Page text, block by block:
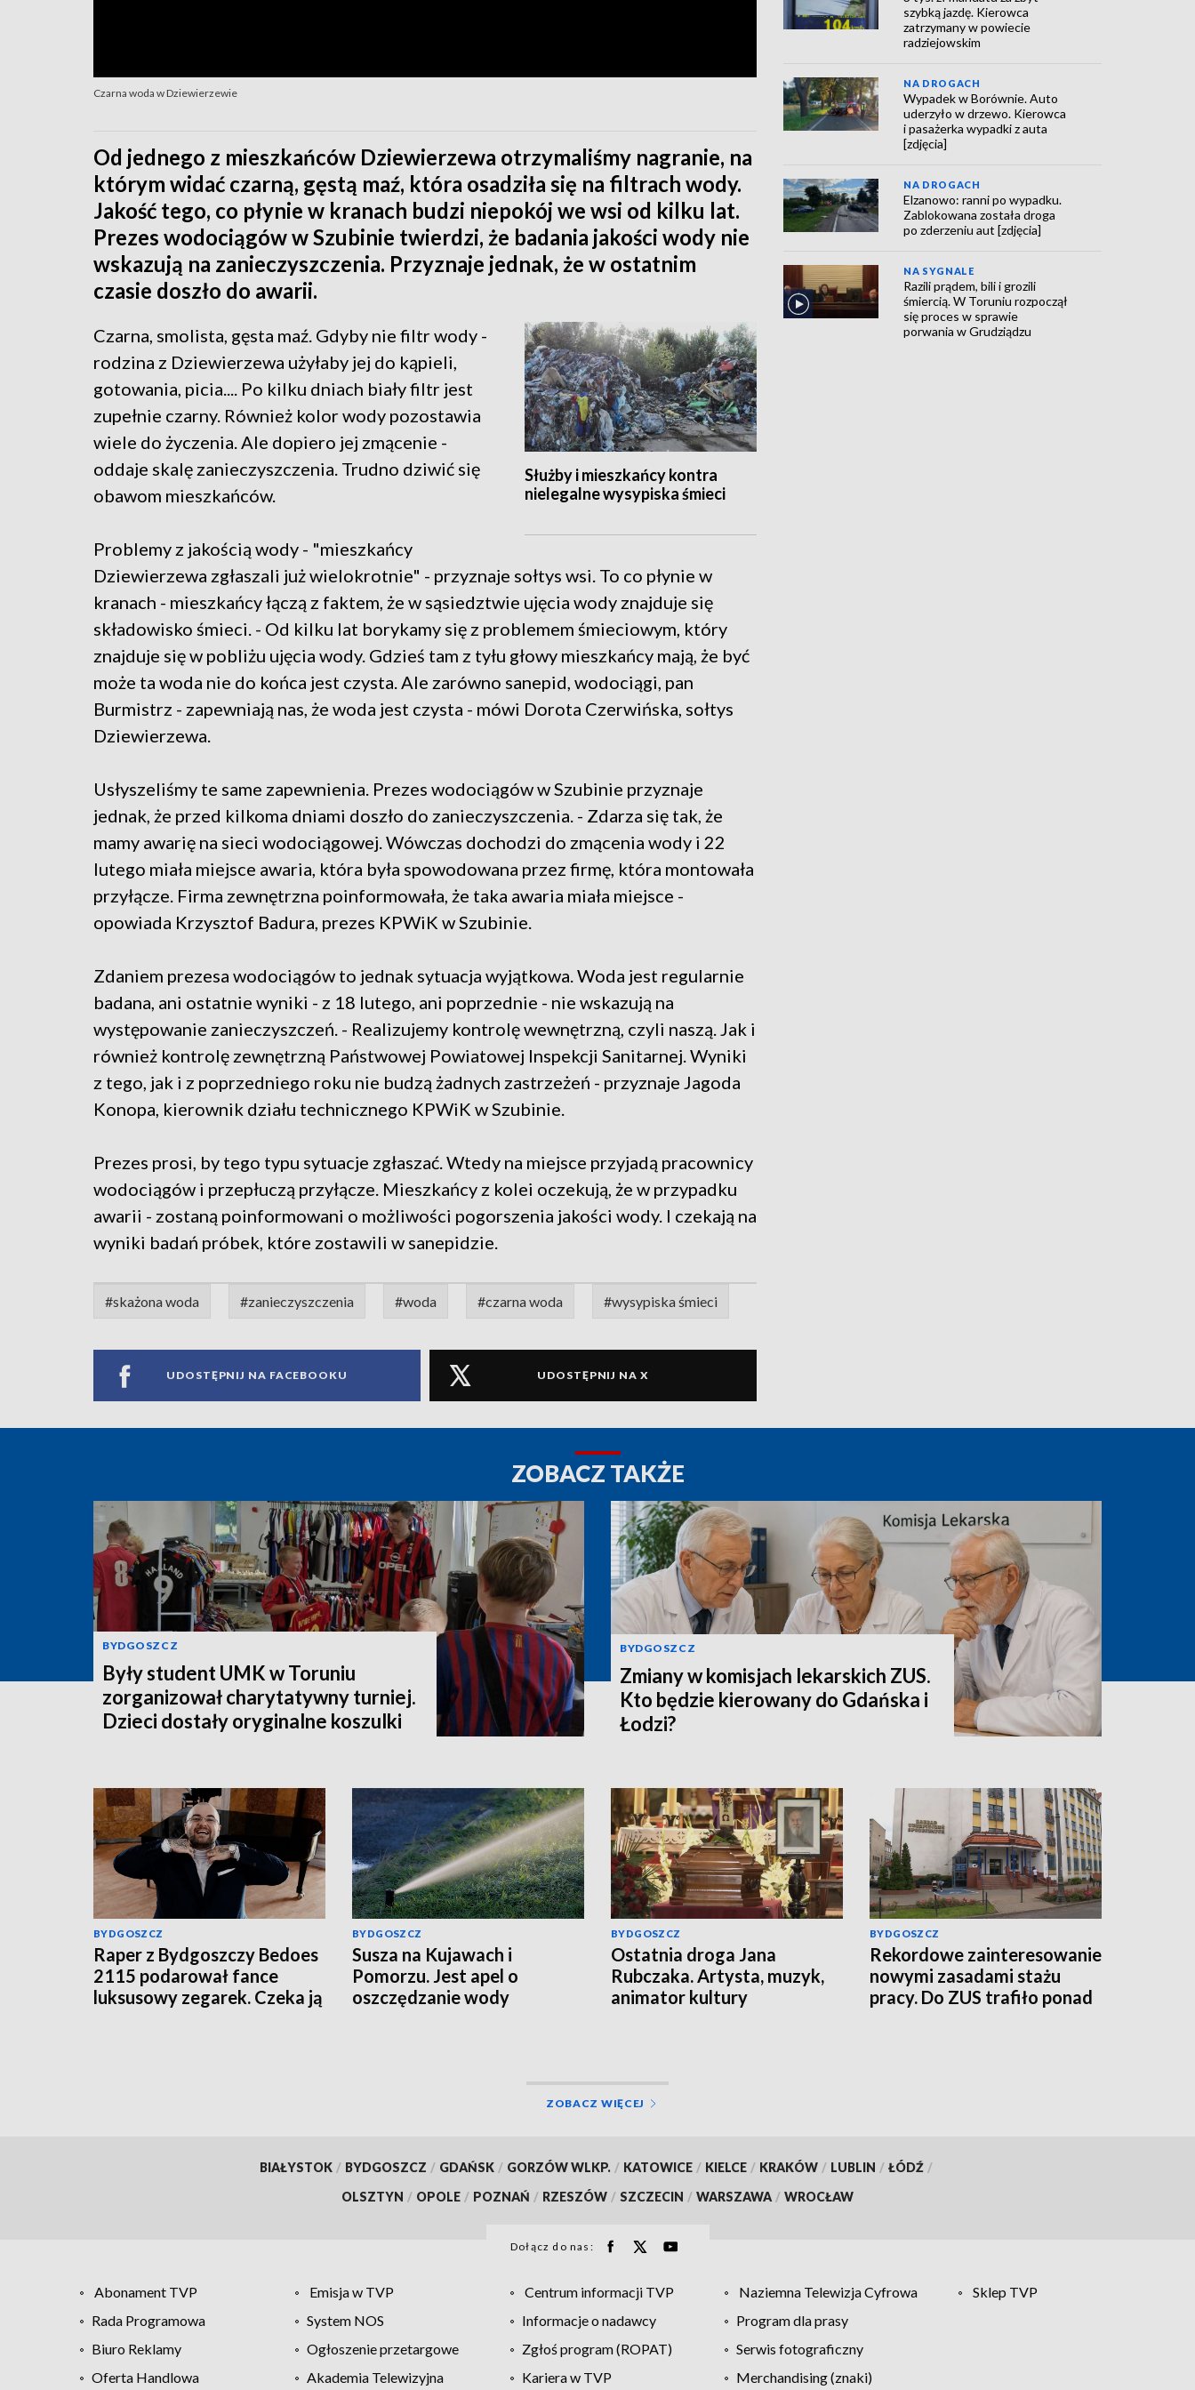
Czarna woda w Dziewierzewie
Od jednego z mieszkańców Dziewierzewa otrzymaliśmy nagranie, na
którym widać czarną, gęstą maź, która osadziła się na filtrach wody.
Jakość tego, co płynie w kranach budzi niepokój we wsi od kilku lat.
Prezes wodociągów w Szubinie twierdzi, że badania jakości wody nie
wskazują na zanieczyszczenia. Przyznaje jednak, że w ostatnim
czasie doszło do awarii.
Służby i mieszkańcy kontra
nielegalne wysypiska śmieci
Czarna, smolista, gęsta maź. Gdyby nie filtr wody -
rodzina z Dziewierzewa użyłaby jej do kąpieli,
gotowania, picia.... Po kilku dniach biały filtr jest
zupełnie czarny. Również kolor wody pozostawia
wiele do życzenia. Ale dopiero jej zmącenie -
oddaje skalę zanieczyszczenia. Trudno dziwić się
obawom mieszkańców.
Problemy z jakością wody - "mieszkańcy
Dziewierzewa zgłaszali już wielokrotnie" - przyznaje sołtys wsi. To co płynie w
kranach - mieszkańcy łączą z faktem, że w sąsiedztwie ujęcia wody znajduje się
składowisko śmieci. - Od kilku lat borykamy się z problemem śmieciowym, który
znajduje się w pobliżu ujęcia wody. Gdzieś tam z tyłu głowy mieszkańcy mają, że być
może ta woda nie do końca jest czysta. Ale zarówno sanepid, wodociągi, pan
Burmistrz - zapewniają nas, że woda jest czysta - mówi Dorota Czerwińska, sołtys
Dziewierzewa.
Usłyszeliśmy te same zapewnienia. Prezes wodociągów w Szubinie przyznaje
jednak, że przed kilkoma dniami doszło do zanieczyszczenia. - Zdarza się tak, że
mamy awarię na sieci wodociągowej. Wówczas dochodzi do zmącenia wody i 22
lutego miała miejsce awaria, która była spowodowana przez firmę, która montowała
przyłącze. Firma zewnętrzna poinformowała, że taka awaria miała miejsce -
opowiada Krzysztof Badura, prezes KPWiK w Szubinie.
Zdaniem prezesa wodociągów to jednak sytuacja wyjątkowa. Woda jest regularnie
badana, ani ostatnie wyniki - z 18 lutego, ani poprzednie - nie wskazują na
występowanie zanieczyszczeń. - Realizujemy kontrolę wewnętrzną, czyli naszą. Jak i
również kontrolę zewnętrzną Państwowej Powiatowej Inspekcji Sanitarnej. Wyniki
z tego, jak i z poprzedniego roku nie budzą żadnych zastrzeżeń - przyznaje Jagoda
Konopa, kierownik działu technicznego KPWiK w Szubinie.
Prezes prosi, by tego typu sytuacje zgłaszać. Wtedy na miejsce przyjadą pracownicy
wodociągów i przepłuczą przyłącze. Mieszkańcy z kolei oczekują, że w przypadku
awarii - zostaną poinformowani o możliwości pogorszenia jakości wody. I czekają na
wyniki badań próbek, które zostawili w sanepidzie.
#skażona woda #zanieczyszczenia #woda #czarna woda #wysypiska śmieci
UDOSTĘPNIJ NA FACEBOOKU UDOSTĘPNIJ NA X
szybką jazdę. Kierowca
zatrzymany w powiecie
radziejowskim
NA DROGACH
Wypadek w Borównie. Auto
uderzyło w drzewo. Kierowca
i pasażerka wypadki z auta
[zdjęcia]
NA DROGACH
Elzanowo: ranni po wypadku.
Zablokowana została droga
po zderzeniu aut [zdjęcia]
NA SYGNALE
Razili prądem, bili i grozili
śmiercią. W Toruniu rozpoczął
się proces w sprawie
porwania w Grudziądzu
ZOBACZ TAKŻE
BYDGOSZCZ
Były student UMK w Toruniu
zorganizował charytatywny turniej.
Dzieci dostały oryginalne koszulki
BYDGOSZCZ
Zmiany w komisjach lekarskich ZUS.
Kto będzie kierowany do Gdańska i
Łodzi?
BYDGOSZCZ
Raper z Bydgoszczy Bedoes
2115 podarował fance
luksusowy zegarek. Czeka ją
BYDGOSZCZ
Susza na Kujawach i
Pomorzu. Jest apel o
oszczędzanie wody
BYDGOSZCZ
Ostatnia droga Jana
Rubczaka. Artysta, muzyk,
animator kultury
BYDGOSZCZ
Rekordowe zainteresowanie
nowymi zasadami stażu
pracy. Do ZUS trafiło ponad
ZOBACZ WIĘCEJ
BIAŁYSTOK / BYDGOSZCZ / GDAŃSK / GORZÓW WLKP. / KATOWICE / KIELCE / KRAKÓW / LUBLIN / ŁÓDŹ /
OLSZTYN / OPOLE / POZNAŃ / RZESZÓW / SZCZECIN / WARSZAWA / WROCŁAW
Dołącz do nas:
Abonament TVP Emisja w TVP Centrum informacji TVP Naziemna Telewizja Cyfrowa
Sklep TVP
Rada Programowa
System NOS Informacje o nadawcy
Program dla prasy
Biuro Reklamy
Ogłoszenie przetargowe Zgłoś program (ROPAT)
Serwis fotograficzny
Oferta Handlowa
Akademia Telewizyjna Kariera w TVP Merchandising (znaki)